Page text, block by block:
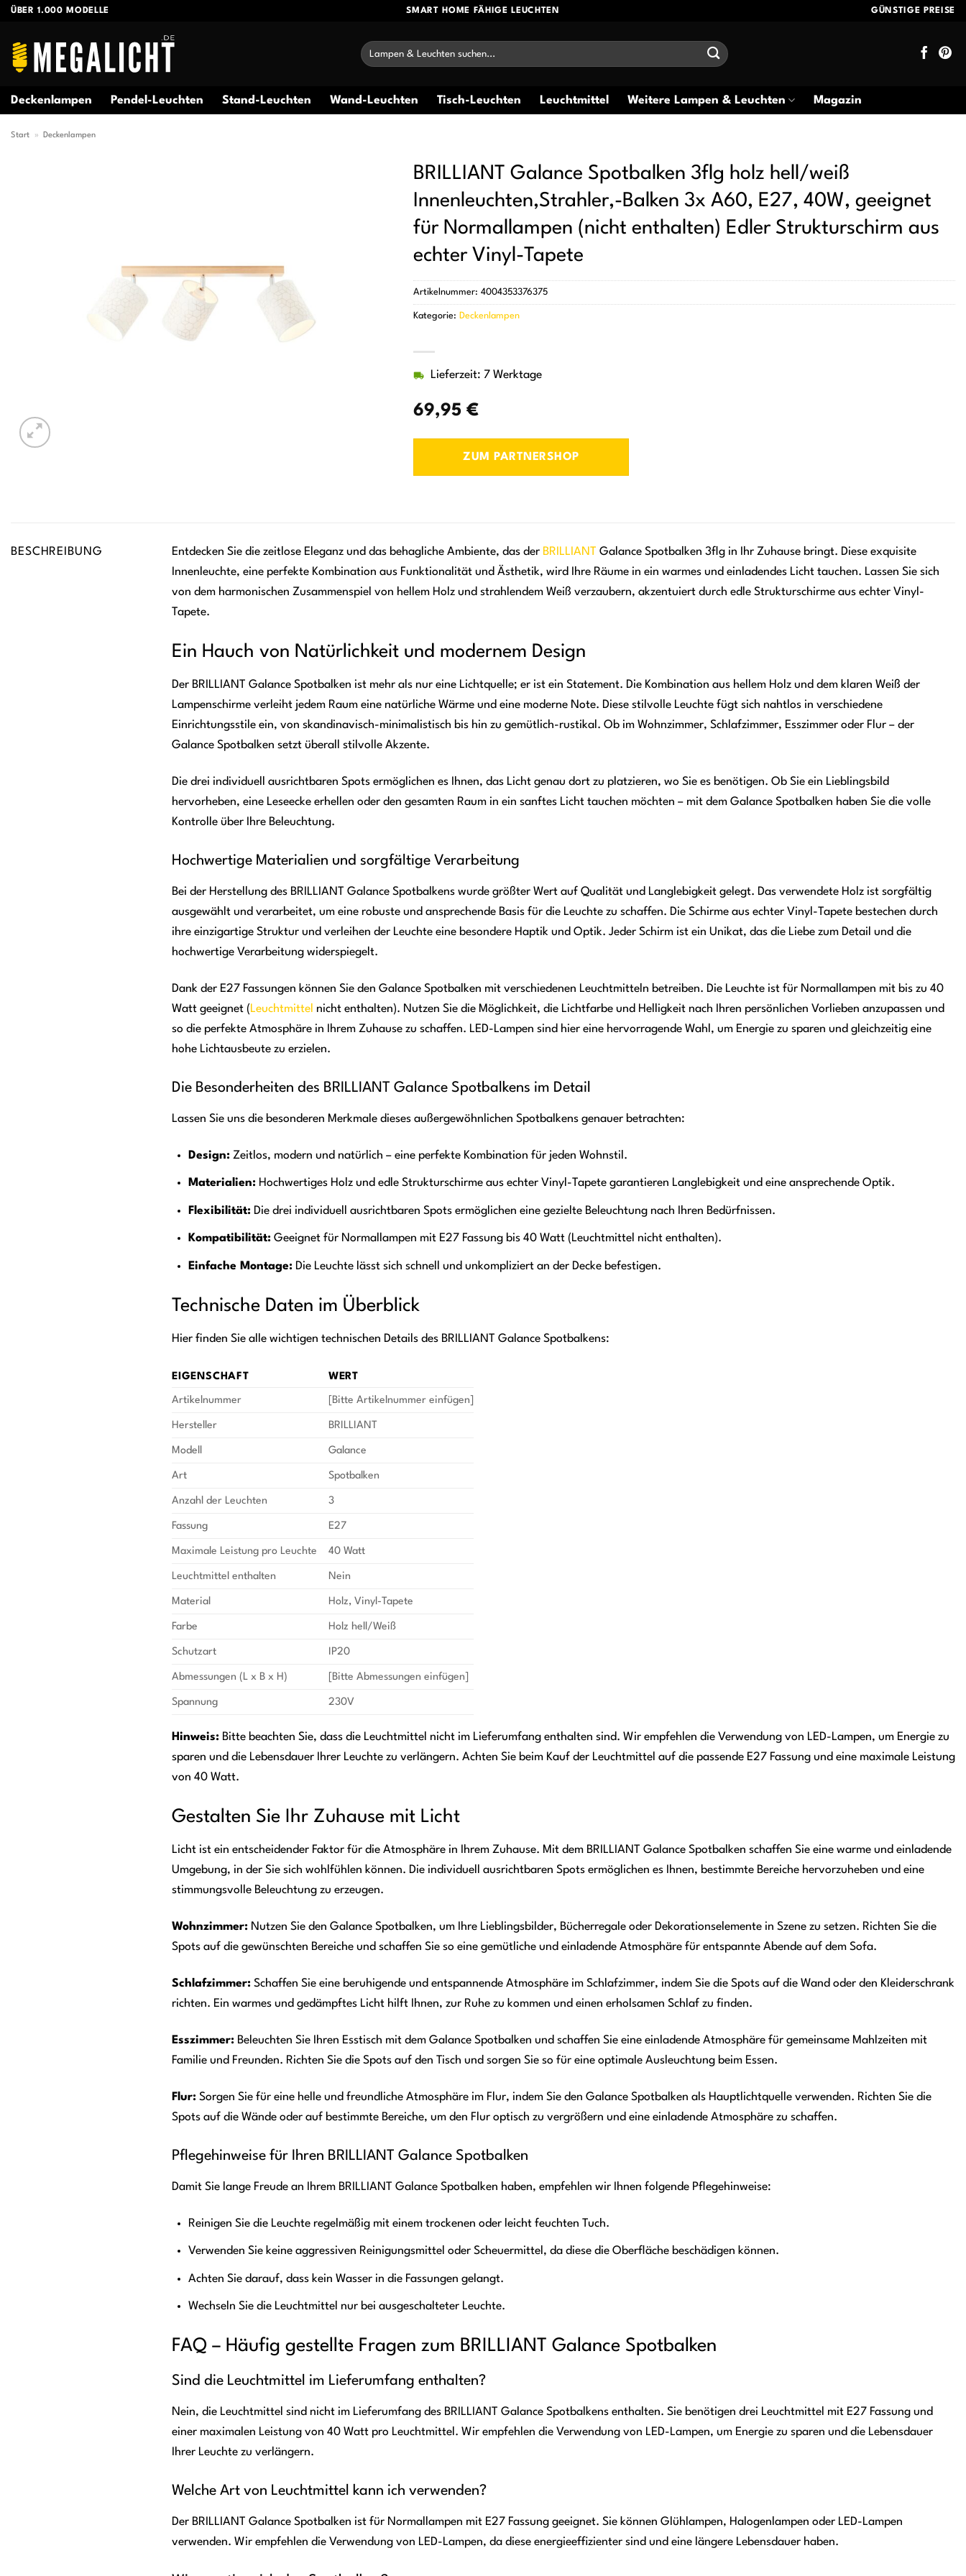
Zum
springen
ÜBER 1.000 MODELLE SMART HOME FÄHIGE LEUCHTEN GÜNSTIGE PREISE
Suchen
nach:
Deckenlampen Pendel-Leuchten Stand-Leuchten Wand-Leuchten Tisch-Leuchten Leuchtmittel Weitere Lampen & Leuchten Magazin
Start » Deckenlampen
BRILLIANT Galance Spotbalken 3flg holz hell/weiß
Innenleuchten,Strahler,-Balken 3x A60, E27, 40W, geeignet
für Normallampen (nicht enthalten) Edler Strukturschirm aus
echter Vinyl-Tapete
69,95 €
Lieferzeit: 7 Werktage
ZUM PARTNERSHOP
Artikelnummer: 4004353376375
Kategorie: Deckenlampen
BESCHREIBUNG Entdecken Sie die zeitlose Eleganz und das behagliche Ambiente, das der BRILLIANT Galance Spotbalken 3flg in Ihr Zuhause bringt. Diese exquisite
Innenleuchte, eine perfekte Kombination aus Funktionalität und Ästhetik, wird Ihre Räume in ein warmes und einladendes Licht tauchen. Lassen Sie sich
von dem harmonischen Zusammenspiel von hellem Holz und strahlendem Weiß verzaubern, akzentuiert durch edle Strukturschirme aus echter Vinyl-
Tapete.
Ein Hauch von Natürlichkeit und modernem Design
Der BRILLIANT Galance Spotbalken ist mehr als nur eine Lichtquelle; er ist ein Statement. Die Kombination aus hellem Holz und dem klaren Weiß der
Lampenschirme verleiht jedem Raum eine natürliche Wärme und eine moderne Note. Diese stilvolle Leuchte fügt sich nahtlos in verschiedene
Einrichtungsstile ein, von skandinavisch-minimalistisch bis hin zu gemütlich-rustikal. Ob im Wohnzimmer, Schlafzimmer, Esszimmer oder Flur – der
Galance Spotbalken setzt überall stilvolle Akzente.
Die drei individuell ausrichtbaren Spots ermöglichen es Ihnen, das Licht genau dort zu platzieren, wo Sie es benötigen. Ob Sie ein Lieblingsbild
hervorheben, eine Leseecke erhellen oder den gesamten Raum in ein sanftes Licht tauchen möchten – mit dem Galance Spotbalken haben Sie die volle
Kontrolle über Ihre Beleuchtung.
Hochwertige Materialien und sorgfältige Verarbeitung
Bei der Herstellung des BRILLIANT Galance Spotbalkens wurde größter Wert auf Qualität und Langlebigkeit gelegt. Das verwendete Holz ist sorgfältig
ausgewählt und verarbeitet, um eine robuste und ansprechende Basis für die Leuchte zu schaffen. Die Schirme aus echter Vinyl-Tapete bestechen durch
ihre einzigartige Struktur und verleihen der Leuchte eine besondere Haptik und Optik. Jeder Schirm ist ein Unikat, das die Liebe zum Detail und die
hochwertige Verarbeitung widerspiegelt.
Dank der E27 Fassungen können Sie den Galance Spotbalken mit verschiedenen Leuchtmitteln betreiben. Die Leuchte ist für Normallampen mit bis zu 40
Watt geeignet (Leuchtmittel nicht enthalten). Nutzen Sie die Möglichkeit, die Lichtfarbe und Helligkeit nach Ihren persönlichen Vorlieben anzupassen und
so die perfekte Atmosphäre in Ihrem Zuhause zu schaffen. LED-Lampen sind hier eine hervorragende Wahl, um Energie zu sparen und gleichzeitig eine
hohe Lichtausbeute zu erzielen.
Die Besonderheiten des BRILLIANT Galance Spotbalkens im Detail
Lassen Sie uns die besonderen Merkmale dieses außergewöhnlichen Spotbalkens genauer betrachten:
Design: Zeitlos, modern und natürlich – eine perfekte Kombination für jeden Wohnstil.
Materialien: Hochwertiges Holz und edle Strukturschirme aus echter Vinyl-Tapete garantieren Langlebigkeit und eine ansprechende Optik.
Flexibilität: Die drei individuell ausrichtbaren Spots ermöglichen eine gezielte Beleuchtung nach Ihren Bedürfnissen.
Kompatibilität: Geeignet für Normallampen mit E27 Fassung bis 40 Watt (Leuchtmittel nicht enthalten).
Einfache Montage: Die Leuchte lässt sich schnell und unkompliziert an der Decke befestigen.
Technische Daten im Überblick
Hier finden Sie alle wichtigen technischen Details des BRILLIANT Galance Spotbalkens:
EIGENSCHAFT WERT
Artikelnummer [Bitte Artikelnummer einfügen]
Hersteller BRILLIANT
Modell Galance
Art Spotbalken
Anzahl der Leuchten 3
Fassung E27
Maximale Leistung pro Leuchte 40 Watt
Leuchtmittel enthalten Nein
Material Holz, Vinyl-Tapete
Farbe Holz hell/Weiß
Schutzart IP20
Abmessungen (L x B x H) [Bitte Abmessungen einfügen]
Spannung 230V
Hinweis: Bitte beachten Sie, dass die Leuchtmittel nicht im Lieferumfang enthalten sind. Wir empfehlen die Verwendung von LED-Lampen, um Energie zu
sparen und die Lebensdauer Ihrer Leuchte zu verlängern. Achten Sie beim Kauf der Leuchtmittel auf die passende E27 Fassung und eine maximale Leistung
von 40 Watt.
Gestalten Sie Ihr Zuhause mit Licht
Licht ist ein entscheidender Faktor für die Atmosphäre in Ihrem Zuhause. Mit dem BRILLIANT Galance Spotbalken schaffen Sie eine warme und einladende
Umgebung, in der Sie sich wohlfühlen können. Die individuell ausrichtbaren Spots ermöglichen es Ihnen, bestimmte Bereiche hervorzuheben und eine
stimmungsvolle Beleuchtung zu erzeugen.
Wohnzimmer: Nutzen Sie den Galance Spotbalken, um Ihre Lieblingsbilder, Bücherregale oder Dekorationselemente in Szene zu setzen. Richten Sie die
Spots auf die gewünschten Bereiche und schaffen Sie so eine gemütliche und einladende Atmosphäre für entspannte Abende auf dem Sofa.
Schlafzimmer: Schaffen Sie eine beruhigende und entspannende Atmosphäre im Schlafzimmer, indem Sie die Spots auf die Wand oder den Kleiderschrank
richten. Ein warmes und gedämpftes Licht hilft Ihnen, zur Ruhe zu kommen und einen erholsamen Schlaf zu finden.
Esszimmer: Beleuchten Sie Ihren Esstisch mit dem Galance Spotbalken und schaffen Sie eine einladende Atmosphäre für gemeinsame Mahlzeiten mit
Familie und Freunden. Richten Sie die Spots auf den Tisch und sorgen Sie so für eine optimale Ausleuchtung beim Essen.
Flur: Sorgen Sie für eine helle und freundliche Atmosphäre im Flur, indem Sie den Galance Spotbalken als Hauptlichtquelle verwenden. Richten Sie die
Spots auf die Wände oder auf bestimmte Bereiche, um den Flur optisch zu vergrößern und eine einladende Atmosphäre zu schaffen.
Pflegehinweise für Ihren BRILLIANT Galance Spotbalken
Damit Sie lange Freude an Ihrem BRILLIANT Galance Spotbalken haben, empfehlen wir Ihnen folgende Pflegehinweise:
Reinigen Sie die Leuchte regelmäßig mit einem trockenen oder leicht feuchten Tuch.
Verwenden Sie keine aggressiven Reinigungsmittel oder Scheuermittel, da diese die Oberfläche beschädigen können.
Achten Sie darauf, dass kein Wasser in die Fassungen gelangt.
Wechseln Sie die Leuchtmittel nur bei ausgeschalteter Leuchte.
FAQ – Häufig gestellte Fragen zum BRILLIANT Galance Spotbalken
Sind die Leuchtmittel im Lieferumfang enthalten?
Nein, die Leuchtmittel sind nicht im Lieferumfang des BRILLIANT Galance Spotbalkens enthalten. Sie benötigen drei Leuchtmittel mit E27 Fassung und
einer maximalen Leistung von 40 Watt pro Leuchtmittel. Wir empfehlen die Verwendung von LED-Lampen, um Energie zu sparen und die Lebensdauer
Ihrer Leuchte zu verlängern.
Welche Art von Leuchtmittel kann ich verwenden?
Der BRILLIANT Galance Spotbalken ist für Normallampen mit E27 Fassung geeignet. Sie können Glühlampen, Halogenlampen oder LED-Lampen
verwenden. Wir empfehlen die Verwendung von LED-Lampen, da diese energieeffizienter sind und eine längere Lebensdauer haben.